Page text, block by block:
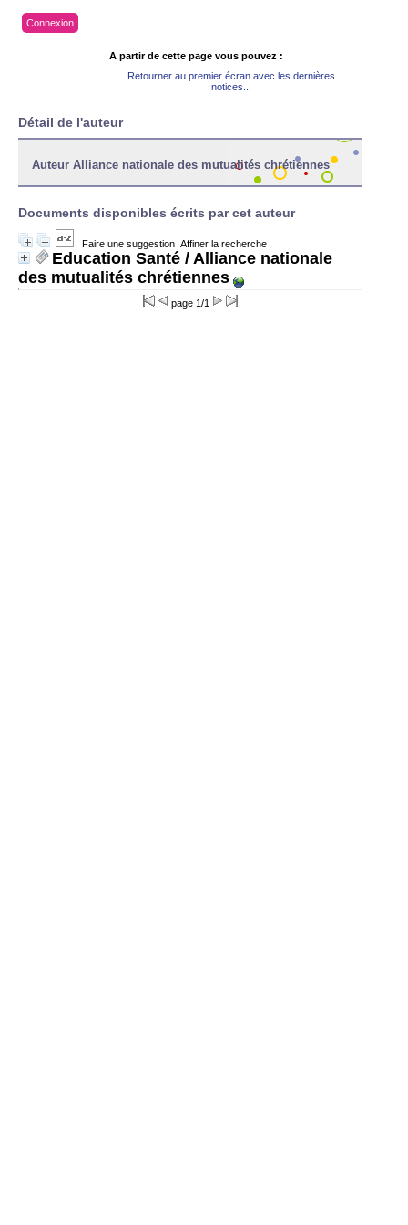
Connexion
A partir de cette page vous pouvez :
Retourner au premier écran avec les dernières
notices...
Détail de l'auteur
Auteur Alliance nationale des mutualités chrétiennes
Documents disponibles écrits par cet auteur
Faire une suggestion Affiner la recherche
Education Santé / Alliance nationale
des mutualités chrétiennes
page 1/1